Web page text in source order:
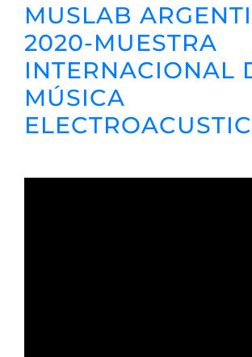
MUSLAB
2020-MUESTRA
INTERNACIONAL
MÚSICA